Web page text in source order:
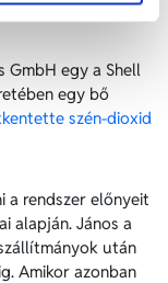
használnak.
GmbH egy a Shell
egy bő
szén-dioxid
a rendszer előnyeit
alapján. János a
után
Amikor azonban